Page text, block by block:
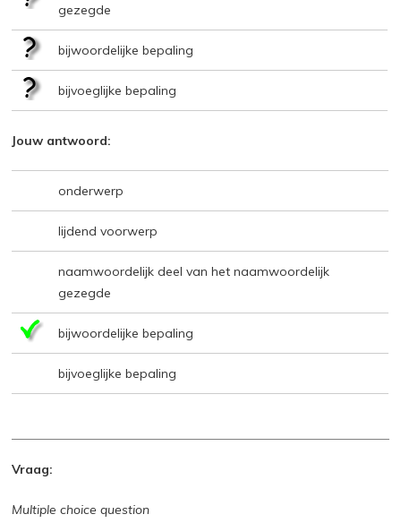
gezegde
bijwoordelijke bepaling
bijvoeglijke bepaling
Jouw antwoord:
onderwerp
lijdend voorwerp
naamwoordelijk deel van het naamwoordelijk
gezegde
bijwoordelijke bepaling
bijvoeglijke bepaling
Vraag:
Multiple choice question